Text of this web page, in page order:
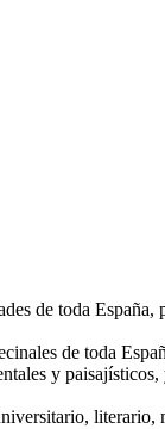
de toda
de toda
y